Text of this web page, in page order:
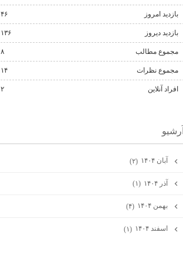
بازدید امروز ۴۶
بازدید دیروز ۱۳۶
مجموع مطالب ۸
مجموع نظرات ۱۴
افراد آنلاین ۲
آبان ۱۴۰۴ (۲)
آذر ۱۴۰۴ (۱)
بهمن ۱۴۰۴ (۴)
اسفند ۱۴۰۴ (۱)